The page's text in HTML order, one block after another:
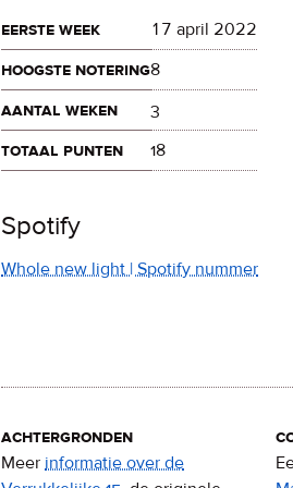
eerste week
17 april 2022
hoogste notering8
aantal weken
3
totaal punten
18
Spotify
Whole new light | Spotify nummer
achtergronden
Meer informatie over de